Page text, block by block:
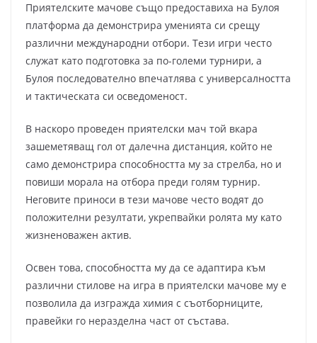
Приятелските мачове също предоставиха на Булоя
платформа да демонстрира уменията си срещу
различни международни отбори. Тези игри често
служат като подготовка за по-големи турнири, а
Булоя последователно впечатлява с универсалността
и тактическата си осведоменост.
В наскоро проведен приятелски мач той вкара
зашеметяващ гол от далечна дистанция, който не
само демонстрира способността му за стрелба, но и
повиши морала на отбора преди голям турнир.
Неговите приноси в тези мачове често водят до
положителни резултати, укрепвайки ролята му като
жизненоважен актив.
Освен това, способността му да се адаптира към
различни стилове на игра в приятелски мачове му е
позволила да изгражда химия с съотборниците,
правейки го неразделна част от състава.